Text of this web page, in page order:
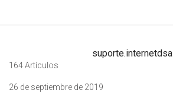
suporte.internetdsa
164 Artículos
26 de septiembre de 2019